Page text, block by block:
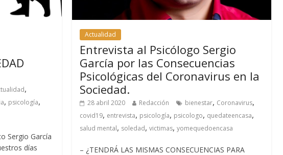
,
, psicología,
Sergio García
días
Actualidad
Entrevista al Psicólogo Sergio
García por las Consecuencias
Psicológicas del Coronavirus en la
Sociedad.
28 abril 2020 Redacción bienestar, Coronavirus,
covid19, entrevista, psicología, psicologo, quedateencasa,
salud mental, soledad,victimas,yomequedoencasa
– ¿TENDRÁ LAS MISMAS CONSECUENCIAS PARA